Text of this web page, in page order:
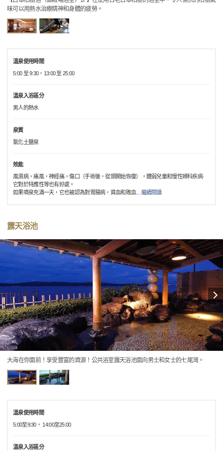
味可以用熱水治療精神和身體的疲勞。
溫泉使用時間
5:00 至 9:30，13:00 至 25:00
溫泉入浴區分
男人的熱水
泉質
氯化土鹽泉
效能
風濕病，痛風，神經痛，傷口（手術後，從頭開始恢復），體弱兒童和慢性婦科疾病·
它對於特應性等也有好處。
如果噴泉充滿一天，它也被認為對胃腸病，貧血和敗血
繼續閱讀
露天浴池
大海在你面前！享受豐富的資源！公共浴室露天浴池面向男士和女士的七尾灣。
溫泉使用時間
5:00至9:30， 14:00至25:00
溫泉入浴區分